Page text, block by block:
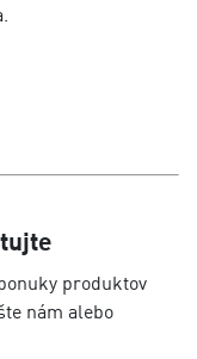
produktov
nám alebo